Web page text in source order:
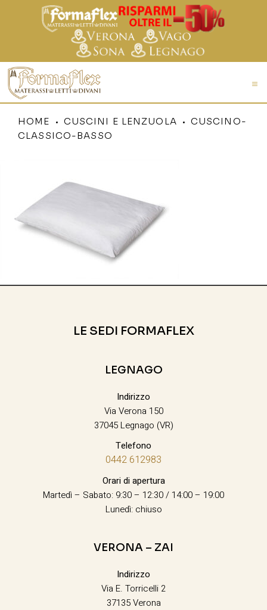
HOME CUSCINI E LENZUOLA
CUSCINO-
CLASSICO-BASSO
LE SEDI FORMAFLEX
LEGNAGO
Indirizzo
Via Verona 150
37045 Legnago (VR)
Telefono
0442 612983
Orari di apertura
Martedì – Sabato: 9:30 – 12:30 / 14:00 – 19:00
Lunedì: chiuso
VERONA – ZAI
Indirizzo
Via E. Torricelli 2
37135 Verona